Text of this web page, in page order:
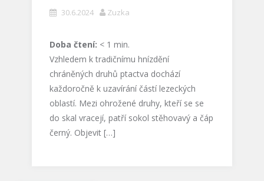
30.6.2024 Zuzka
Doba čtení: < 1 min.
Vzhledem k tradičnímu hnízdění
chráněných druhů ptactva dochází
každoročně k uzavírání částí lezeckých
oblastí. Mezi ohrožené druhy, kteří se se
do skal vracejí, patří sokol stěhovavý a čáp
černý. Objevit […]